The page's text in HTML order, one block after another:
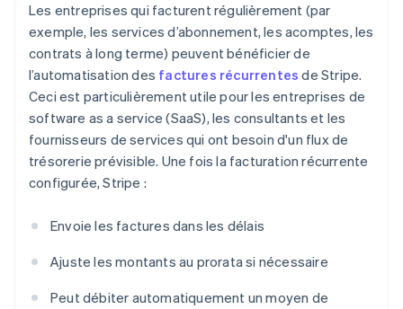
Les entreprises qui facturent régulièrement (par
exemple, les services d’abonnement, les acomptes, les
contrats à long terme) peuvent bénéficier de
l’automatisation des factures récurrentes de Stripe.
Ceci est particulièrement utile pour les entreprises de
software as a service (SaaS), les consultants et les
fournisseurs de services qui ont besoin d'un flux de
trésorerie prévisible. Une fois la facturation récurrente
configurée, Stripe :
Envoie les factures dans les délais
Ajuste les montants au prorata si nécessaire
Peut débiter automatiquement un moyen de